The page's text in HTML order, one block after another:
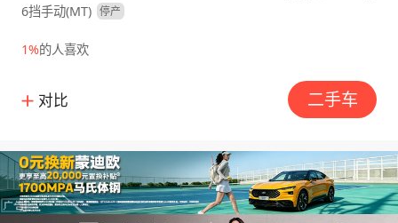
6挡手动(MT) 停产
1%的人喜欢
对比 二手车